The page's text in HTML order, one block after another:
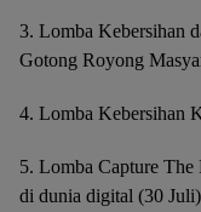
3. Lomba Kebersihan
Gotong Royong
4. Lomba Kebersihan
5. Lomba Capture The
di dunia digital (30 Juli)